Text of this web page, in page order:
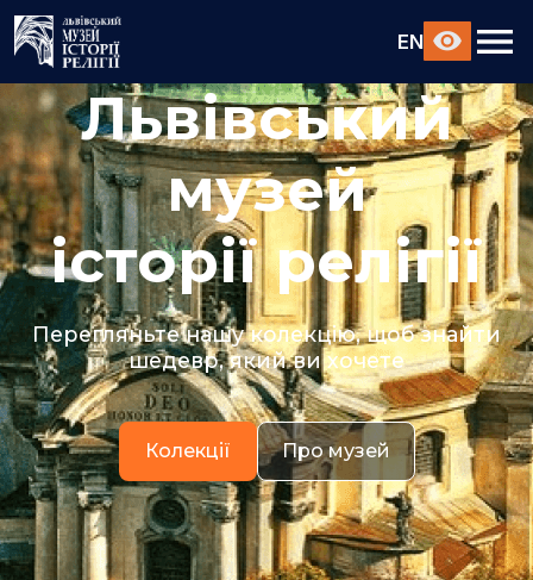
EN
Львівський
музей
історії релігії
Перегляньте нашу колекцію, щоб знайти
шедевр, який ви хочете
Колекції Про музей